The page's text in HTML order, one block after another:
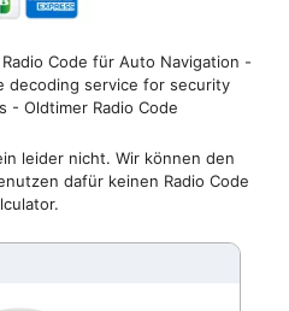
Code für Auto Navigation -
decoding service for security
- Oldtimer Radio Code
leider nicht. Wir können den
dafür keinen Radio Code